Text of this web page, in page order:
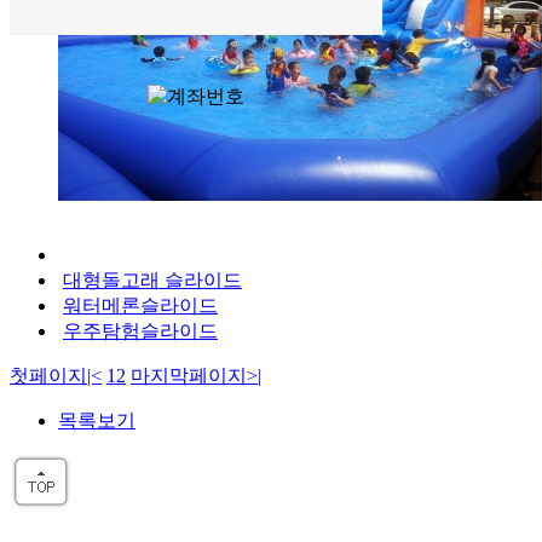
대형돌고래 슬라이드
워터메론슬라이드
우주탐험슬라이드
첫페이지 |< 1 2 마지막페이지 >|
목록보기